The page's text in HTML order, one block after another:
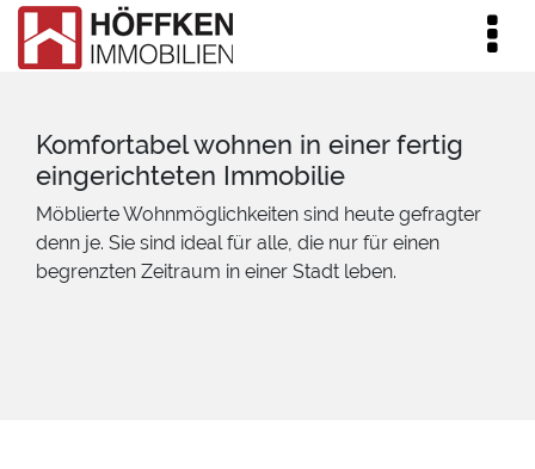
Komfortabel wohnen in einer fertig
eingerichteten Immobilie
Möblierte Wohnmöglichkeiten sind heute gefragter
denn je. Sie sind ideal für alle, die nur für einen
begrenzten Zeitraum in einer Stadt leben.